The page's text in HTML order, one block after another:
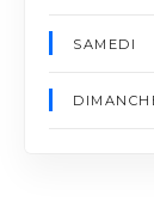
SAMEDI